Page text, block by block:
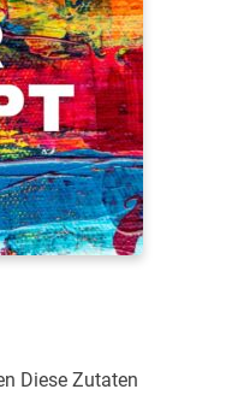
Diese Zutaten